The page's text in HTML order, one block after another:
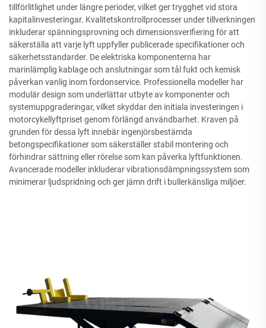
tillförlitlighet under längre perioder, vilket ger trygghet vid stora
kapitalinvesteringar. Kvalitetskontrollprocesser under tillverkningen
inkluderar spänningsprovning och dimensionsverifiering för att
säkerställa att varje lyft uppfyller publicerade specifikationer och
säkerhetsstandarder. De elektriska komponenterna har
marinlämplig kablage och anslutningar som tål fukt och kemisk
påverkan vanlig inom fordonservice. Professionella modeller har
modulär design som underlättar utbyte av komponenter och
systemuppgraderingar, vilket skyddar den initiala investeringen i
motorcykellyftpriset genom förlängd användbarhet. Kraven på
grunden för dessa lyft innebär ingenjörsbestämda
betongspecifikationer som säkerställer stabil montering och
förhindrar sättning eller rörelse som kan påverka lyftfunktionen.
Avancerade modeller inkluderar vibrationsdämpningssystem som
minimerar ljudspridning och ger jämn drift i bullerkänsliga miljöer.